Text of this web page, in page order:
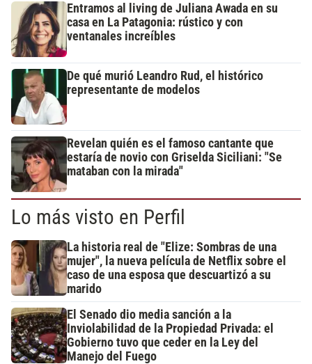
Entramos al living de Juliana Awada en su
casa en La Patagonia: rústico y con
ventanales increíbles
De qué murió Leandro Rud, el histórico
representante de modelos
Revelan quién es el famoso cantante que
estaría de novio con Griselda Siciliani: "Se
mataban con la mirada"
Lo más visto en Perfil
La historia real de "Elize: Sombras de una
mujer", la nueva película de Netflix sobre el
caso de una esposa que descuartizó a su
marido
El Senado dio media sanción a la
Inviolabilidad de la Propiedad Privada: el
Gobierno tuvo que ceder en la Ley del
Manejo del Fuego